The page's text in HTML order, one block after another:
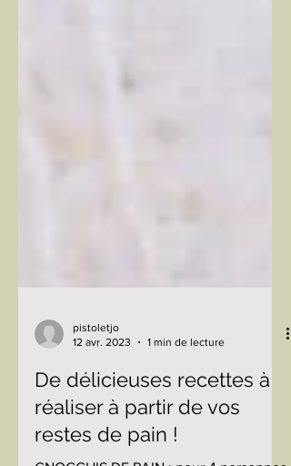
pistoletjo
12 avr. 2023
1 min de lecture
De délicieuses recettes à